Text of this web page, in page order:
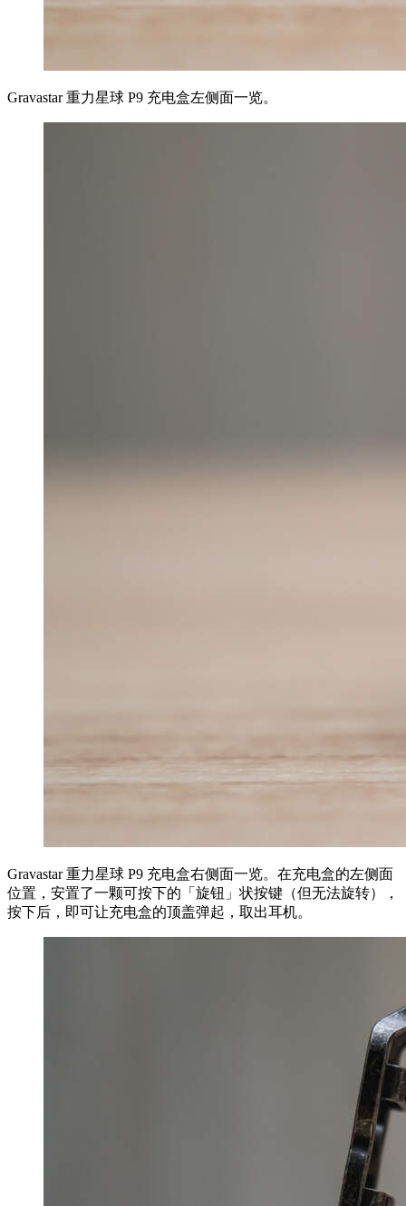
Gravastar 重力星球 P9 充电盒左侧面一览。
Gravastar 重力星球 P9 充电盒右侧面一览。在充电盒的左侧面
位置，安置了一颗可按下的「旋钮」状按键（但无法旋转），
按下后，即可让充电盒的顶盖弹起，取出耳机。